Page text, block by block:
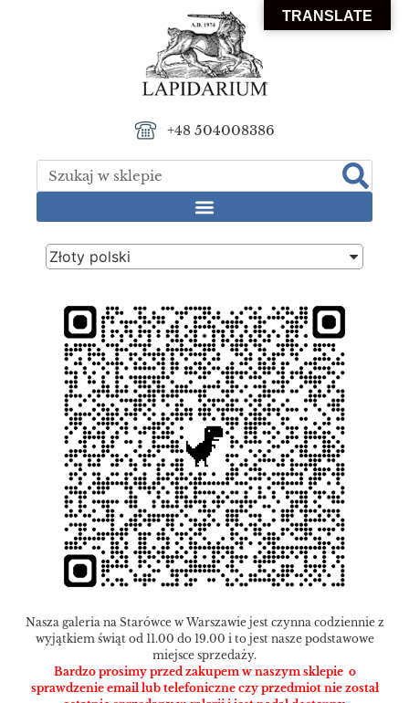
+48 504008386
Złoty polski
Nasza galeria na Starówce w Warszawie jest czynna codziennie z
wyjątkiem świąt od 11.00 do 19.00 i to jest nasze podstawowe
miejsce sprzedaży.
Bardzo prosimy przed zakupem w naszym sklepie o
sprawdzenie email lub telefoniczne czy przedmiot nie został
TRANSLATE